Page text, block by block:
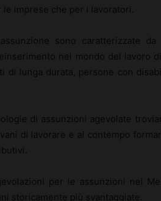
imprese che per i lavoratori.
sono caratterizzate
nel mondo del lavoro
di lunga durata, persone con
di assunzioni agevolate
di lavorare e al contempo
per le assunzioni nel
storicamente più svantaggiate.